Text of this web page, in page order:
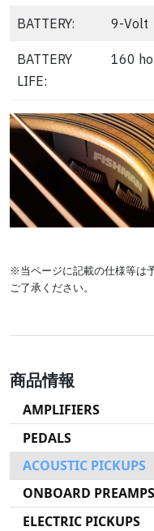
BATTERY: 9-Volt
BATTERY
LIFE:
160
※当ページに記載の仕様等は
ご了承ください。
商品情報
AMPLIFIERS
PEDALS
ACOUSTIC PICKUPS
ONBOARD PREAMPS
ELECTRIC PICKUPS